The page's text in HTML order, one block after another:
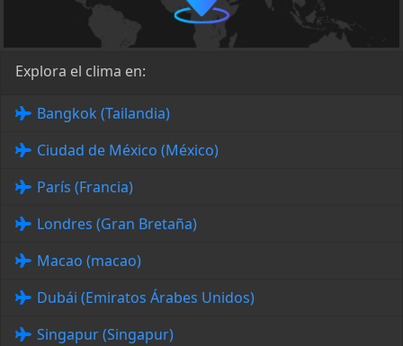
Explora el clima en:
Bangkok (Tailandia)
Ciudad de México (México)
París (Francia)
Londres (Gran Bretaña)
Macao (macao)
Dubái (Emiratos Árabes Unidos)
Singapur (Singapur)